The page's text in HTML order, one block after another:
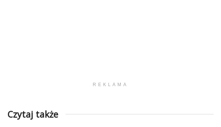
REKLAMA
Czytaj także